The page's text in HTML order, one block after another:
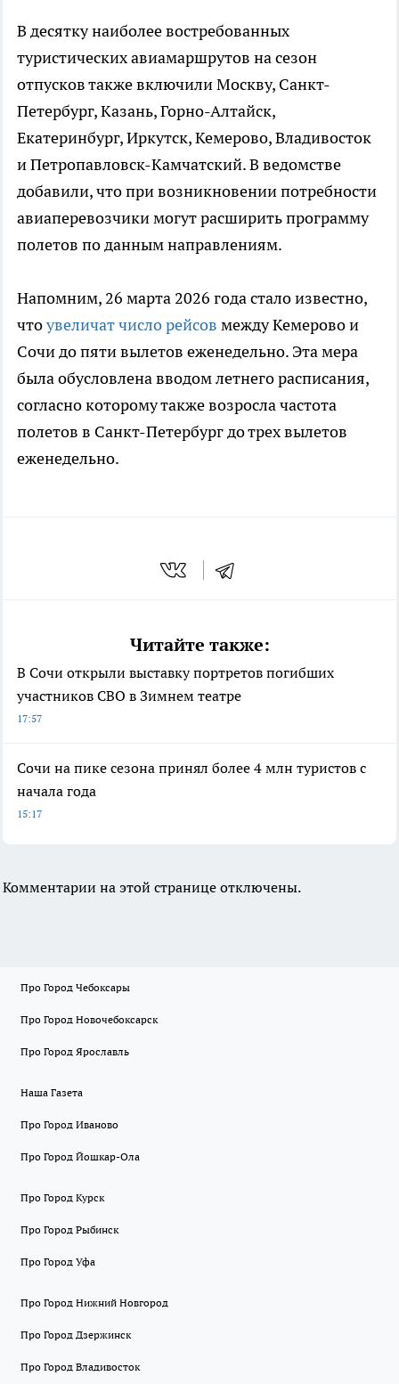
В десятку наиболее востребованных
туристических авиамаршрутов на сезон
отпусков также включили Москву, Санкт-
Петербург, Казань, Горно-Алтайск,
Екатеринбург, Иркутск, Кемерово, Владивосток
и Петропавловск-Камчатский. В ведомстве
добавили, что при возникновении потребности
авиаперевозчики могут расширить программу
полетов по данным направлениям.
Напомним, 26 марта 2026 года стало известно,
чтоувеличат число рейсов между Кемерово и
Сочи до пяти вылетов еженедельно. Эта мера
была обусловлена вводом летнего расписания,
согласно которому также возросла частота
полетов в Санкт-Петербург до трех вылетов
еженедельно.
Читайте также:
В Сочи открыли выставку портретов погибших
участников СВО в Зимнем театре
17:57
Сочи на пике сезона принял более 4 млн туристов с
начала года
15:17
Комментарии на этой странице отключены.
Про Город Чебоксары
Про Город Новочебоксарск
Про Город Ярославль
Наша Газета
Про Город Иваново
Про Город Йошкар-Ола
Про Город Курск
Про Город Рыбинск
Про Город Уфа
Про Город Нижний Новгород
Про Город Дзержинск
Про Город Владивосток